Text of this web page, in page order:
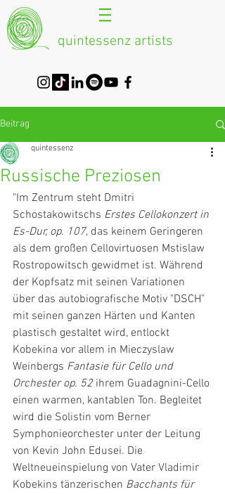
quintessenz artists
Beitrag
Russische Preziosen
quintessenz
"Im Zentrum steht Dmitri
Schostakowitschs Erstes Cellokonzert in
Es-Dur, op. 107, das keinem Geringeren
als dem großen Cellovirtuosen Mstislaw
Rostropowitsch gewidmet ist. Während
der Kopfsatz mit seinen Variationen
über das autobiografische Motiv "DSCH"
mit seinen ganzen Härten und Kanten
plastisch gestaltet wird, entlockt
Kobekina vor allem in Mieczyslaw
Weinbergs Fantasie für Cello und
Orchester op. 52 ihrem Guadagnini-Cello
einen warmen, kantablen Ton. Begleitet
wird die Solistin vom Berner
Symphonieorchester unter der Leitung
von Kevin John Edusei. Die
Weltneueinspielung von Vater Vladimir
Kobekins tänzerischen Bacchants für